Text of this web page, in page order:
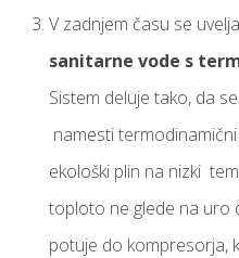
V zadnjem času se
sanitarne vode s
Sistem deluje tako, da
namesti
ekološki plin na nizki
toploto ne glede na uro
potuje do kompresorja,